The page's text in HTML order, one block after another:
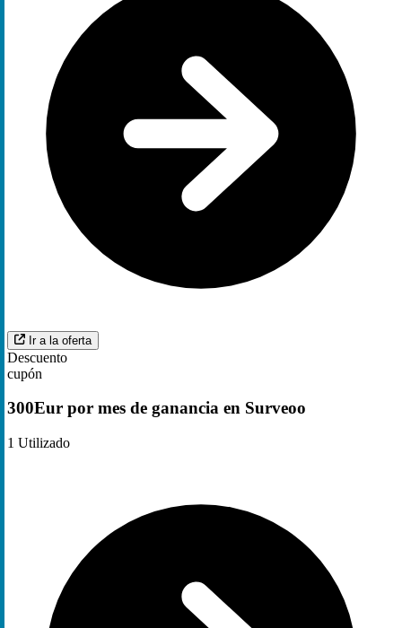
Ir a la oferta
Descuento
cupón
300Eur por mes de ganancia en Surveoo
1 Utilizado